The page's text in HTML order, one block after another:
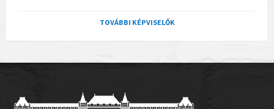
TOVÁBBI KÉPVISELŐK